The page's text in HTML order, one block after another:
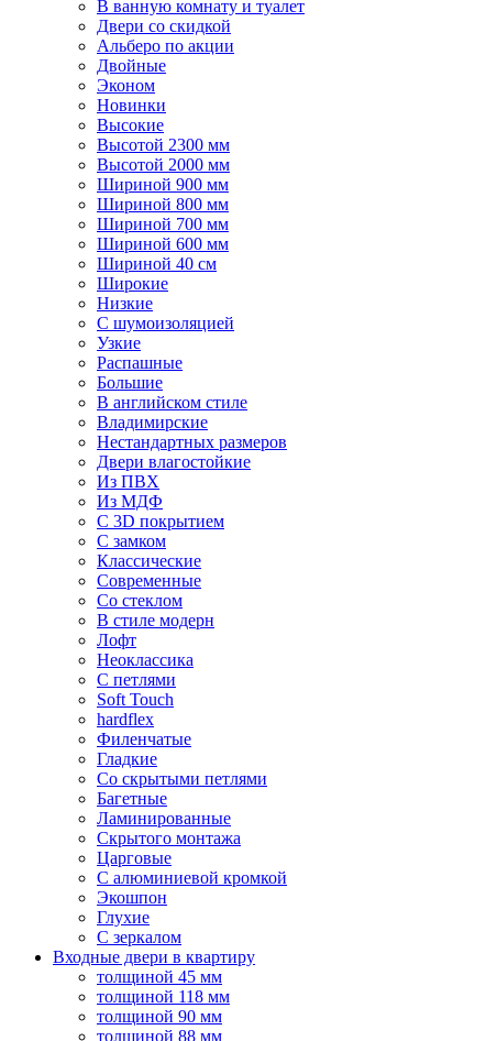
В ванную комнату и туалет
Двери со скидкой
Альберо по акции
Двойные
Эконом
Новинки
Высокие
Высотой 2300 мм
Высотой 2000 мм
Шириной 900 мм
Шириной 800 мм
Шириной 700 мм
Шириной 600 мм
Шириной 40 см
Широкие
Низкие
С шумоизоляцией
Узкие
Распашные
Большие
В английском стиле
Владимирские
Нестандартных размеров
Двери влагостойкие
Из ПВХ
Из МДФ
С 3D покрытием
С замком
Классические
Современные
Со стеклом
В стиле модерн
Лофт
Неоклассика
С петлями
Soft Touch
hardflex
Филенчатые
Гладкие
Со скрытыми петлями
Багетные
Ламинированные
Скрытого монтажа
Царговые
С алюминиевой кромкой
Экошпон
Глухие
С зеркалом
Входные двери в квартиру
толщиной 45 мм
толщиной 118 мм
толщиной 90 мм
толщиной 88 мм